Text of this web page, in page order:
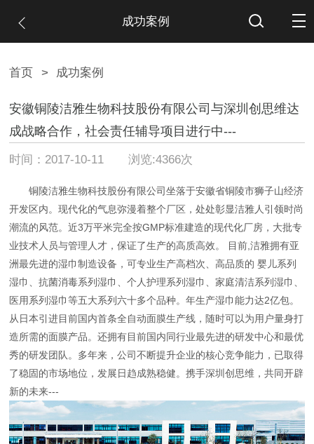
成功案例
首页 > 成功案例
安徽铜陵洁雅生物科技股份有限公司与深圳创思维达
成战略合作，社会责任辅导项目进行中---
时间：2017-10-11 浏览:4366次
铜陵洁雅生物科技股份有限公司坐落于安徽省铜陵市狮子山经济
开发区内。现代化的气息弥漫着整个厂区，处处彰显洁雅人引领时尚
潮流的风范。近3万平米完全按GMP标准建造的现代化厂房，大批专
业技术人员与管理人才，保证了生产的高质高效。 目前,洁雅拥有亚
洲最先进的湿巾制造设备，可专业生产高档次、高品质的 婴儿系列
湿巾、抗菌消毒系列湿巾、个人护理系列湿巾、家庭清洁系列湿巾、
医用系列湿巾等五大系列六十多个品种。年生产湿巾能力达2亿包。
从日本引进目前国内首条全自动面膜生产线，随时可以为用户量身打
造所需的面膜产品。还拥有目前国内同行业最先进的研发中心和最优
秀的研发团队。多年来，公司不断提升企业的核心竞争能力，已取得
了稳固的市场地位，发展日趋成熟稳健。携手深圳创思维，共同开辟
新的未来---